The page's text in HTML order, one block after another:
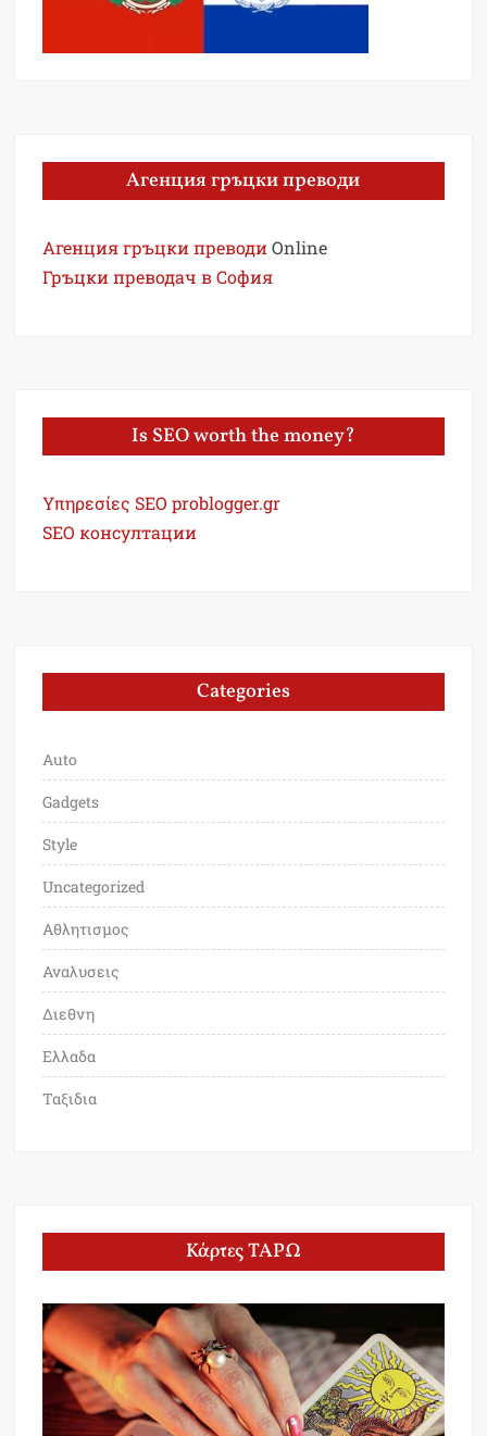
Агенция гръцки преводи
Агенция гръцки преводи Online
Гръцки преводач в София
Is SEO worth the money?
Υπηρεσίες SEO problogger.gr
SEO консултации
Categories
Auto
Gadgets
Style
Uncategorized
Αθλητισμος
Αναλυσεις
Διεθνη
Ελλαδα
Ταξιδια
Κάρτες ΤΑΡΩ